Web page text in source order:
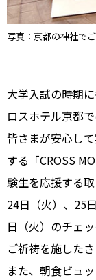
写真：京都の神社で
大学入試の時期
ロスホテル京都
皆さまが安心し
する「CROSS
験生を応援する
24日（火）、25
日（火）のチェ
ご祈祷を施した
また、朝食ビュ